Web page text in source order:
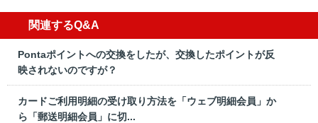
関連するQ&A
Pontaポイントへの交換をしたが、交換したポイントが反
映されないのですが？
カードご利用明細の受け取り方法を「ウェブ明細会員」か
ら「郵送明細会員」に切...